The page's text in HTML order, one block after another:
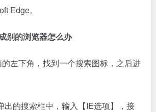
Edge。
别的浏览器怎么办
左下角，找到一个搜索图标，之后进
出的搜索框中，输入【IE选项】，接